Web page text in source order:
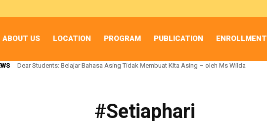
ABOUT US LOCATION PROGRAM PUBLICATION ENROLLMENT
Dear Students: Belajar Bahasa Asing Tidak Membuat Kita Asing – oleh Ms Wilda
Dear Students: Belajar Bahasa Asing Tidak Membuat Kita Asing – oleh Ms Wilda
#Setiaphari